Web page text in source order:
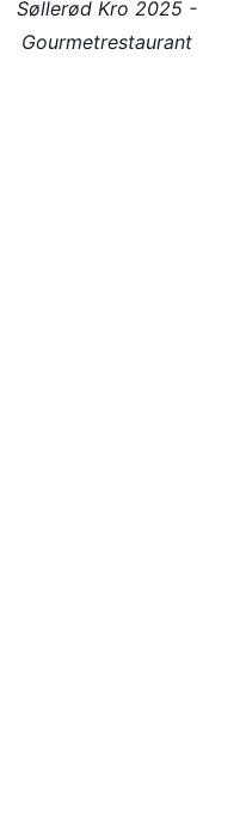
Søllerød Kro 2025 -
Gourmetrestaurant